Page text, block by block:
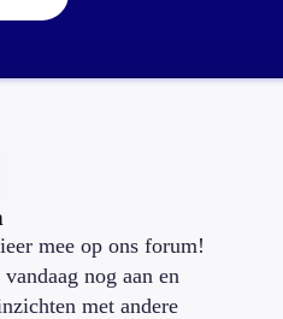
mee op ons forum!
nog aan en
met andere